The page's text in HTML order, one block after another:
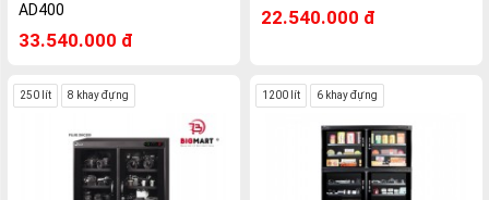
AD400
33.540.000 đ
22.540.000 đ
250 lít 8 khay đựng 1200 lít 6 khay đựng